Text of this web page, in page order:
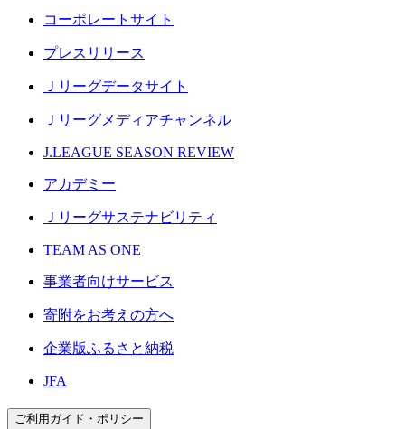
コーポレートサイト
プレスリリース
Ｊリーグデータサイト
Ｊリーグメディアチャンネル
J.LEAGUE SEASON REVIEW
アカデミー
Ｊリーグサステナビリティ
TEAM AS ONE
事業者向けサービス
寄附をお考えの方へ
企業版ふるさと納税
JFA
ご利用ガイド・ポリシー